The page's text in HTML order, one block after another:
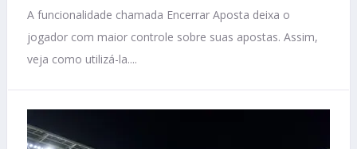
A funcionalidade chamada Encerrar Aposta deixa o
jogador com maior controle sobre suas apostas. Assim,
veja como utilizá-la....